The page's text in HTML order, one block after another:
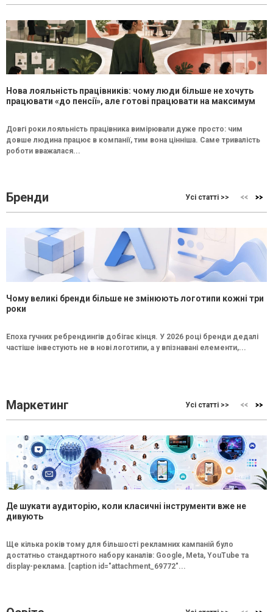
Нова лояльність працівників: чому люди більше не хочуть
працювати «до пенсії», але готові працювати на максимум
Довгі роки лояльність працівника вимірювали дуже просто: чим
довше людина працює в компанії, тим вона цінніша. Саме тривалість
роботи вважалася...
Бренди Усі статті >>
Чому великі бренди більше не змінюють логотипи кожні три
роки
Епоха гучних ребрендингів добігає кінця. У 2026 році бренди дедалі
частіше інвестують не в нові логотипи, а у впізнавані елементи,...
Маркетинг Усі статті >>
Де шукати аудиторію, коли класичні інструменти вже не
дивують
Ще кілька років тому для більшості рекламних кампаній було
достатньо стандартного набору каналів: Google, Meta, YouTube та
display-реклама. [caption id="attachment_69772"...